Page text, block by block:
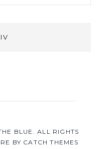
BLUE . ALL RIGHTS
BY CATCH THEMES